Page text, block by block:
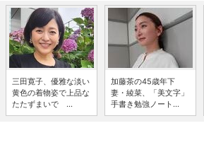
三田寛子、優雅な淡い
黄色の着物姿で上品な
たたずまいで ...
加藤茶の45歳年下
妻・綾菜、「美文字」
手書き勉強ノート...